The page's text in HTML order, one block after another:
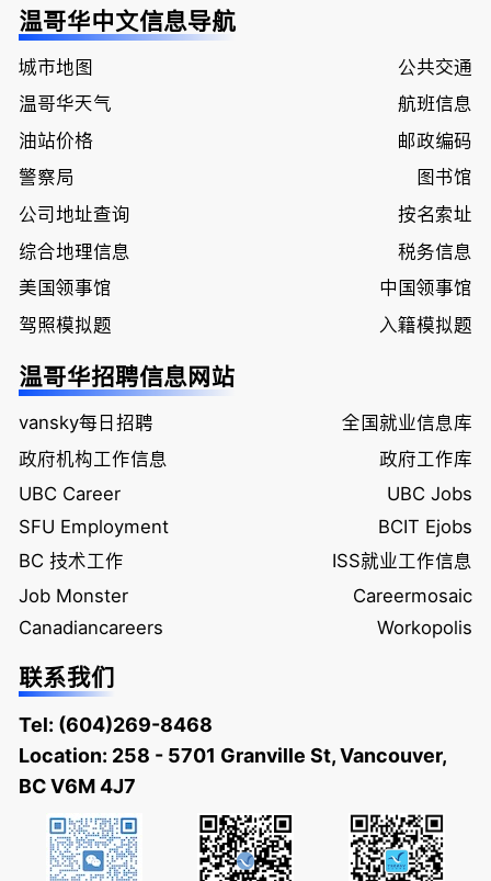
温哥华中文信息导航
城市地图
公共交通
温哥华天气
航班信息
油站价格
邮政编码
警察局
图书馆
公司地址查询
按名索址
综合地理信息
税务信息
美国领事馆
中国领事馆
驾照模拟题
入籍模拟题
温哥华招聘信息网站
vansky每日招聘
全国就业信息库
政府机构工作信息
政府工作库
UBC Career
UBC Jobs
SFU Employment
BCIT Ejobs
BC 技术工作
ISS就业工作信息
Job Monster
Careermosaic
Canadiancareers
Workopolis
联系我们
Tel: (604)269-8468
Location: 258 - 5701 Granville St, Vancouver,
BC V6M 4J7